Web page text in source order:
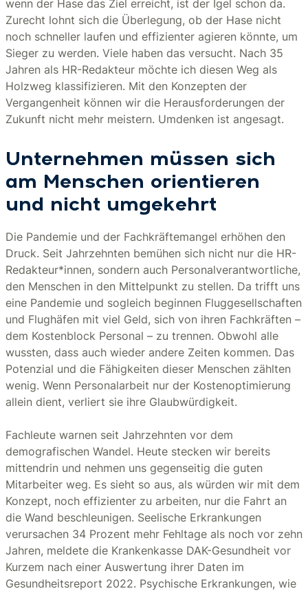
wenn der Hase das Ziel erreicht, ist der Igel schon da.
Zurecht lohnt sich die Überlegung, ob der Hase nicht
noch schneller laufen und effizienter agieren könnte, um
Sieger zu werden. Viele haben das versucht. Nach 35
Jahren als HR-Redakteur möchte ich diesen Weg als
Holzweg klassifizieren. Mit den Konzepten der
Vergangenheit können wir die Herausforderungen der
Zukunft nicht mehr meistern. Umdenken ist angesagt.
Unternehmen müssen sich
am Menschen orientieren
und nicht umgekehrt
Die Pandemie und der Fachkräftemangel erhöhen den
Druck. Seit Jahrzehnten bemühen sich nicht nur die HR-
Redakteur*innen, sondern auch Personalverantwortliche,
den Menschen in den Mittelpunkt zu stellen. Da trifft uns
eine Pandemie und sogleich beginnen Fluggesellschaften
und Flughäfen mit viel Geld, sich von ihren Fachkräften –
dem Kostenblock Personal – zu trennen. Obwohl alle
wussten, dass auch wieder andere Zeiten kommen. Das
Potenzial und die Fähigkeiten dieser Menschen zählten
wenig. Wenn Personalarbeit nur der Kostenoptimierung
allein dient, verliert sie ihre Glaubwürdigkeit.
Fachleute warnen seit Jahrzehnten vor dem
demografischen Wandel. Heute stecken wir bereits
mittendrin und nehmen uns gegenseitig die guten
Mitarbeiter weg. Es sieht so aus, als würden wir mit dem
Konzept, noch effizienter zu arbeiten, nur die Fahrt an
die Wand beschleunigen. Seelische Erkrankungen
verursachen 34 Prozent mehr Fehltage als noch vor zehn
Jahren, meldete die Krankenkasse DAK-Gesundheit vor
Kurzem nach einer Auswertung ihrer Daten im
Gesundheitsreport 2022. Psychische Erkrankungen, wie